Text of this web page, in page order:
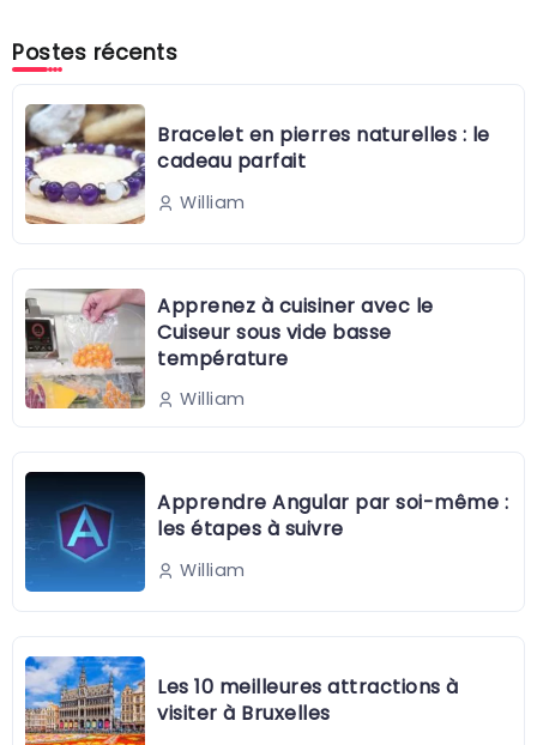
Postes récents
Bracelet en pierres naturelles : le
cadeau parfait
William
Apprenez à cuisiner avec le
Cuiseur sous vide basse
température
William
Apprendre Angular par soi-même :
les étapes à suivre
William
Les 10 meilleures attractions à
visiter à Bruxelles